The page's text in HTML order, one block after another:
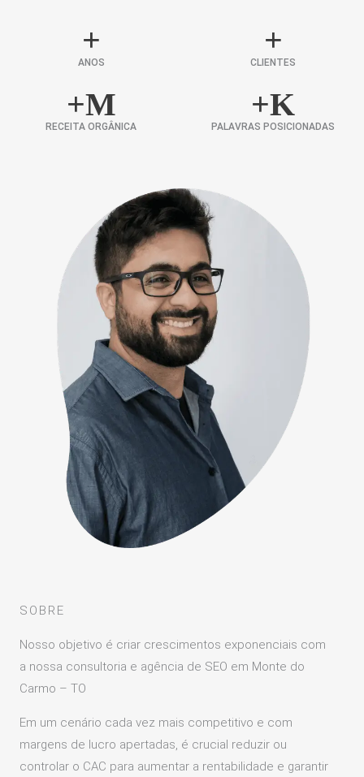
+
ANOS
+
CLIENTES
+M
RECEITA ORGÂNICA
+K
PALAVRAS POSICIONADAS
SOBRE
Nosso objetivo é criar crescimentos exponenciais com
a nossa consultoria e agência de SEO em Monte do
Carmo – TO
Em um cenário cada vez mais competitivo e com
margens de lucro apertadas, é crucial reduzir ou
controlar o CAC para aumentar a rentabilidade e garantir